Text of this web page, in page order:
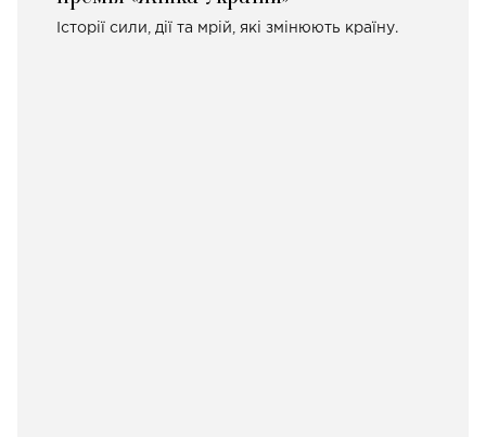
Історії сили, дії та мрій, які змінюють країну.